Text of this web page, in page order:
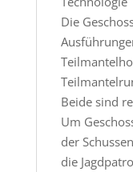
Die
Beide sind
Um
der
die